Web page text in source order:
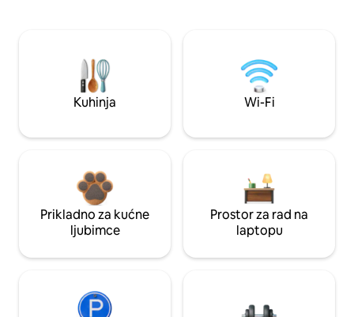
Kuhinja Wi-Fi
Prikladno za kućne
ljubimce
Prostor za rad na
laptopu